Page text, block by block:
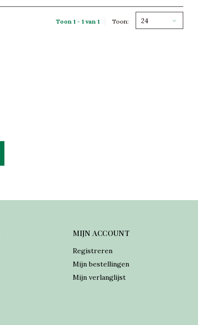
Toon 1 - 1 van 1 Toon: 24
MIJN ACCOUNT
Registreren
Mijn bestellingen
Mijn verlanglijst